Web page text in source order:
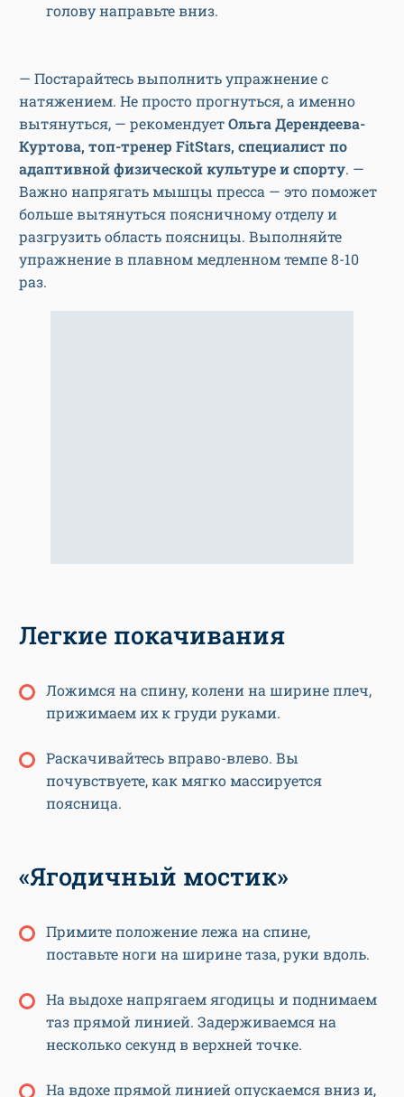
голову направьте вниз.
— Постарайтесь выполнить упражнение с
натяжением. Не просто прогнуться, а именно
вытянуться, — рекомендуетОльга Дерендеева-
Куртова, топ-тренер FitStars, специалист по
адаптивной физической культуре и спорту. —
Важно напрягать мышцы пресса — это поможет
больше вытянуться поясничному отделу и
разгрузить область поясницы. Выполняйте
упражнение в плавном медленном темпе 8-10
раз.
Легкие покачивания
Ложимся на спину, колени на ширине плеч,
прижимаем их к груди руками.
Раскачивайтесь вправо-влево. Вы
почувствуете, как мягко массируется
поясница.
«Ягодичный мостик»
Примите положение лежа на спине,
поставьте ноги на ширине таза, руки вдоль.
На выдохе напрягаем ягодицы и поднимаем
таз прямой линией. Задерживаемся на
несколько секунд в верхней точке.
На вдохе прямой линией опускаемся вниз и,